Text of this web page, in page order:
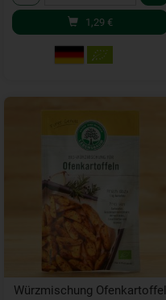
1,29 €
Würzmischung Ofenkartoffel